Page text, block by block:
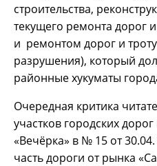
строительства,
текущего ремонта дорог
и ремонтом дорог и
разрушения), который
районные хукуматы
Очередная критика
участков городских
«Вечёрка» в № 15 от
часть дороги от рынка